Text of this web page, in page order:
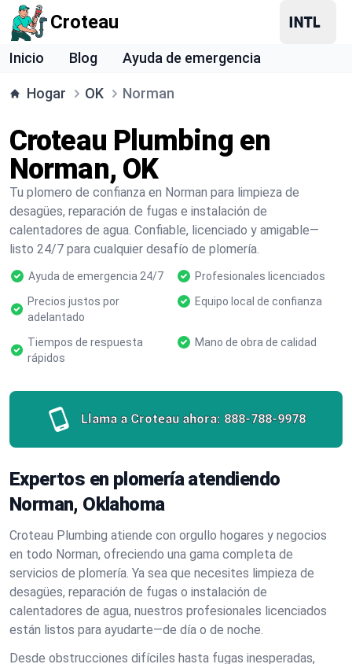
Croteau
Inicio Blog Ayuda de emergencia
Hogar OK Norman
Croteau Plumbing en
Norman, OK
Tu plomero de confianza en Norman para limpieza de
desagües, reparación de fugas e instalación de
calentadores de agua. Confiable, licenciado y amigable—
listo 24/7 para cualquier desafío de plomería.
Ayuda de emergencia 24/7
Profesionales licenciados
Precios justos por
adelantado
Equipo local de confianza
Tiempos de respuesta
rápidos
Mano de obra de calidad
Llama a Croteau ahora: 888-788-9978
Expertos en plomería atendiendo
Norman, Oklahoma
Croteau Plumbing atiende con orgullo hogares y negocios
en todo Norman, ofreciendo una gama completa de
servicios de plomería. Ya sea que necesites limpieza de
desagües, reparación de fugas o instalación de
calentadores de agua, nuestros profesionales licenciados
están listos para ayudarte—de día o de noche.
Desde obstrucciones difíciles hasta fugas inesperadas,